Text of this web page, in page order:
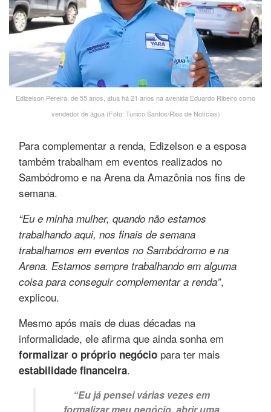
Edizelson Pereira, de 55 anos, atua há 21 anos na avenida Eduardo Ribeiro como
vendedor de água (Foto: Tunico Santos/Rios de Notícias)
Para complementar a renda, Edizelson e a esposa
também trabalham em eventos realizados no
Sambódromo e na Arena da Amazônia nos fins de
semana.
“Eu e minha mulher, quando não estamos
trabalhando aqui, nos finais de semana
trabalhamos em eventos no Sambódromo e na
Arena. Estamos sempre trabalhando em alguma
coisa para conseguir complementar a renda”,
explicou.
Mesmo após mais de duas décadas na
informalidade, ele afirma que ainda sonha em
formalizar o próprio negócio para ter mais
estabilidade financeira.
“Eu já pensei várias vezes em
formalizar meu negócio, abrir uma